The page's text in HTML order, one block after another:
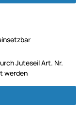
Juteseil Art. Nr.
werden